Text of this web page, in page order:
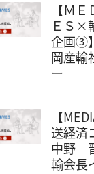
【Ｍ
ＥＳ×
企画③
岡産輸
ー
【
送経済
中野
輸会長